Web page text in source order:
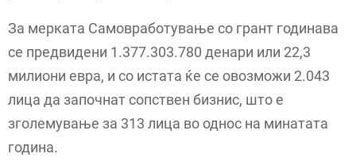
За мерката Самовработување со грант годинава
се предвидени 1.377.303.780 денари или 22,3
милиони евра, и со истата ќе се овозможи 2.043
лица да започнат сопствен бизнис, што е
зголемување за 313 лица во однос на минатата
година.